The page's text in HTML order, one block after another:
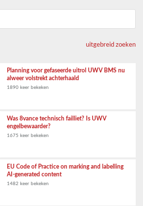
uitgebreid zoeken
Planning voor gefaseerde uitrol UWV BMS nu
alweer volstrekt achterhaald
1890 keer bekeken
Was 8vance technisch failliet? Is UWV
engelbewaarder?
1675 keer bekeken
EU Code of Practice on marking and labelling
AI-generated content
1482 keer bekeken